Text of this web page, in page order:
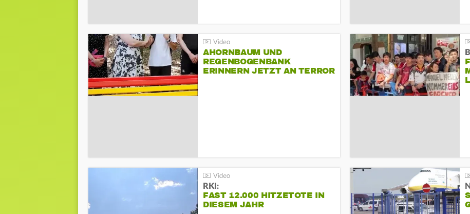
AHORNBAUM UND
REGENBOGENBANK
ERINNERN JETZT AN TERROR
RKI:
FAST 12.000 HITZETOTE IN
DIESEM JAHR